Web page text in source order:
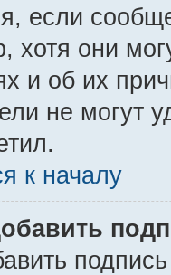
если
хотя они
и об их
не могут
к началу